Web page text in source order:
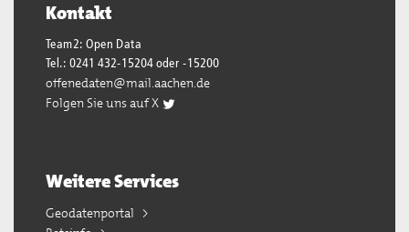
Kontakt
Team2: Open Data
Tel.: 0241 432-15204 oder -15200
offenedaten@mail.aachen.de
Folgen Sie uns auf X
Weitere Services
Geodatenportal